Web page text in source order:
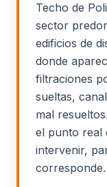
Techo de
sector
edificios de
donde
filtraciones
sueltas,
mal
el punto real
intervenir,
corresponde.